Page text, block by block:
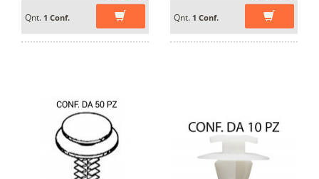
Qnt. 1 Conf.
Qnt. 1 Conf.